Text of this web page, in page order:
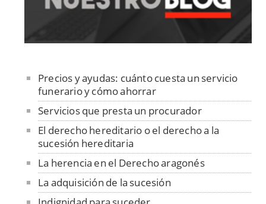
Precios y ayudas: cuánto cuesta un servicio
funerario y cómo ahorrar
Servicios que presta un procurador
El derecho hereditario o el derecho a la
sucesión hereditaria
La herencia en el Derecho aragonés
La adquisición de la sucesión